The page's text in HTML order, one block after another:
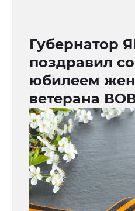
Губернатор
поздравил
юбилеем
ветерана